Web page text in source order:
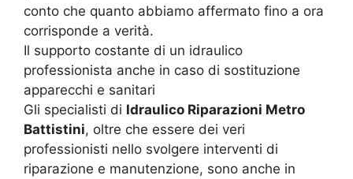
conto che quanto abbiamo affermato fino a ora
corrisponde a verità.
Il supporto costante di un idraulico
professionista anche in caso di sostituzione
apparecchi e sanitari
Gli specialisti di Idraulico Riparazioni Metro
Battistini, oltre che essere dei veri
professionisti nello svolgere interventi di
riparazione e manutenzione, sono anche in